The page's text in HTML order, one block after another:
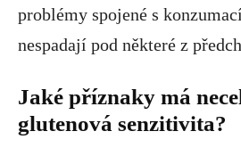
problémy spojené s
nespadají pod některé z
Jaké příznaky má
glutenová senzitivita?